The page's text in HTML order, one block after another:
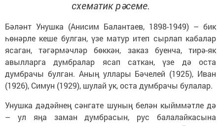
схематик рәсеме.
Бәләнт Унушка (Анисим Балантаев, 1898-1949) – бик
һөнәрле кеше булган, үзе матур итеп сырлап кабалар
ясаган, тәгәрмәчләр бөккән, заказ буенча, тирә-як
авылларга думбралар ясап саткан, үзе дә оста
думбрачы булган. Аның уллары Бәчелей (1925), Иван
(1926), Симун (1929), шулай ук, оста думбрачы булалар.
Унушка дәдәйнең сәнгате шуның белән кыйммәтле дә
– ул яңа заман думбрасын, рус балалайкасына